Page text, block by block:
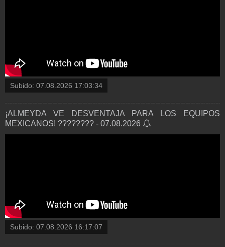
Subido: 07.08.2026 17:03:34
¡ALMEYDA VE DESVENTAJA PARA LOS EQUIPOS
MEXICANOS! ???????? - 07.08.2026
Subido: 07.08.2026 16:17:07